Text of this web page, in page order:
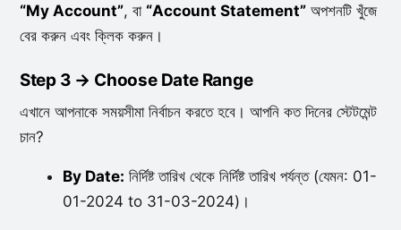
“My Account”, বা “Account Statement”অপশনটি খুঁজে
বের করুন এবং ক্লিক করুন।
Step 3 → Choose Date Range
এখানে আপনাকে সময়সীমা নির্বাচন করতে হবে। আপনি কত দিনের স্টেটমেন্ট
চান?
By Date: নির্দিষ্ট তারিখ থেকে নির্দিষ্ট তারিখ পর্যন্ত (যেমন: 01-
01-2024 to 31-03-2024)।